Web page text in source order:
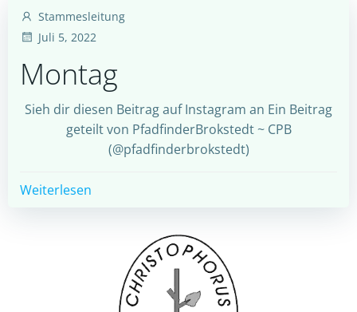
Stammesleitung
Juli 5, 2022
Montag
Sieh dir diesen Beitrag auf Instagram an Ein Beitrag
geteilt von PfadfinderBrokstedt ~ CPB
(@pfadfinderbrokstedt)
Weiterlesen